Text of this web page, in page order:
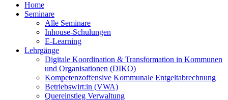
Home
Seminare
Alle Seminare
Inhouse-Schulungen
E-Learning
Lehrgänge
Digitale Koordination & Transformation in Kommunen
und Organisationen (DIKO)
Kompetenzoffensive Kommunale Entgeltabrechnung
Betriebswirt:in (VWA)
Quereinstieg Verwaltung